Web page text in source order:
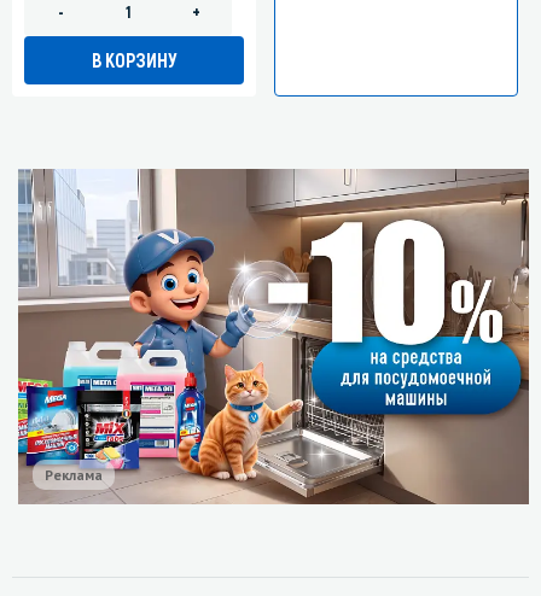
- +
В КОРЗИНУ
Реклама